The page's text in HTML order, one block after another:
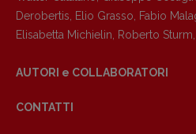
Anna da Re
Fabio Malagnini
Coordinamento Pulp for kids e
Derobertis
Elio Grasso Fabio
Elisabetta Michielin
Roberto Sturm
AUTORI e COLLABORATORI
CONTATTI